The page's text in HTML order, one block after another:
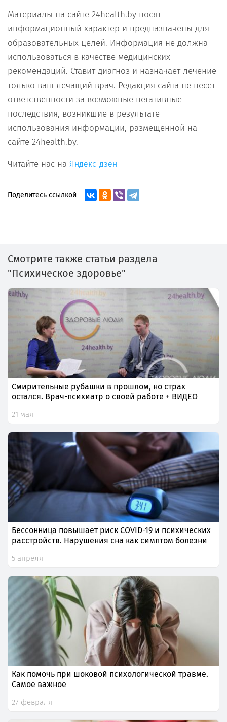
Материалы на сайте 24health.by носят
информационный характер и предназначены для
образовательных целей. Информация не должна
использоваться в качестве медицинских
рекомендаций. Ставит диагноз и назначает лечение
только ваш лечащий врач. Редакция сайта не несет
ответственности за возможные негативные
последствия, возникшие в результате
использования информации, размещенной на
сайте 24health.by.
Читайте нас на Яндекс-дзен
Поделитесь ссылкой
Смотрите также статьи раздела
"Психическое здоровье"
Смирительные рубашки в прошлом, но страх
остался. Врач-психиатр о своей работе + ВИДЕО
21 мая
Бессонница повышает риск COVID-19 и психических
расстройств. Нарушения сна как симптом болезни
5 апреля
Как помочь при шоковой психологической травме.
Самое важное
27 февраля